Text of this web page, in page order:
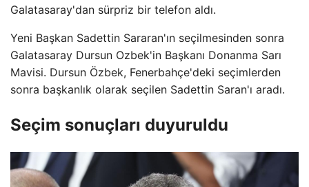
Galatasaray'dan sürpriz bir telefon aldı.
Yeni Başkan Sadettin Sararan'ın seçilmesinden sonra
Galatasaray Dursun Ozbek'in Başkanı Donanma Sarı
Mavisi. Dursun Özbek, Fenerbahçe'deki seçimlerden
sonra başkanlık olarak seçilen Sadettin Saran'ı aradı.
Seçim sonuçları duyuruldu